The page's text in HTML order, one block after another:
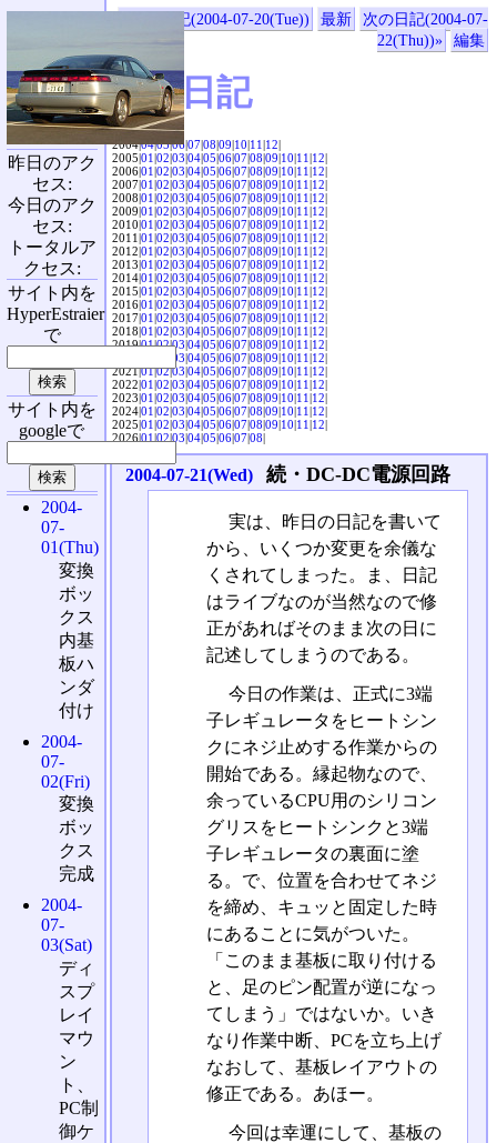
«前の日記(2004-07-20(Tue)) 最新
次の日記(2004-07-
22(Thu))»
編集
SVX日記
2004|04|05|06|07|08|09|10|11|12|
2005|01|02|03|04|05|06|07|08|09|10|11|12|
2006|01|02|03|04|05|06|07|08|09|10|11|12|
2007|01|02|03|04|05|06|07|08|09|10|11|12|
2008|01|02|03|04|05|06|07|08|09|10|11|12|
2009|01|02|03|04|05|06|07|08|09|10|11|12|
2010|01|02|03|04|05|06|07|08|09|10|11|12|
2011|01|02|03|04|05|06|07|08|09|10|11|12|
2012|01|02|03|04|05|06|07|08|09|10|11|12|
2013|01|02|03|04|05|06|07|08|09|10|11|12|
2014|01|02|03|04|05|06|07|08|09|10|11|12|
2015|01|02|03|04|05|06|07|08|09|10|11|12|
2016|01|02|03|04|05|06|07|08|09|10|11|12|
2017|01|02|03|04|05|06|07|08|09|10|11|12|
2018|01|02|03|04|05|06|07|08|09|10|11|12|
2019|01|02|03|04|05|06|07|08|09|10|11|12|
03|04|05|06|07|08|09|10|11|12|
2021|01|02|03|04|05|06|07|08|09|10|11|12|
2022|01|02|03|04|05|06|07|08|09|10|11|12|
2023|01|02|03|04|05|06|07|08|09|10|11|12|
2024|01|02|03|04|05|06|07|08|09|10|11|12|
2025|01|02|03|04|05|06|07|08|09|10|11|12|
2026|01|02|03|04|05|06|07|08|
2004-07-21(Wed) 続・DC-DC電源回路
実は、昨日の日記を書いて
から、いくつか変更を余儀な
くされてしまった。ま、日記
はライブなのが当然なので修
正があればそのまま次の日に
記述してしまうのである。
今日の作業は、正式に3端
子レギュレータをヒートシン
クにネジ止めする作業からの
開始である。縁起物なので、
余っているCPU用のシリコン
グリスをヒートシンクと3端
子レギュレータの裏面に塗
る。で、位置を合わせてネジ
を締め、キュッと固定した時
にあることに気がついた。
「このまま基板に取り付ける
と、足のピン配置が逆になっ
てしまう」ではないか。いき
なり作業中断、PCを立ち上げ
なおして、基板レイアウトの
修正である。あほー。
今回は幸運にして、基板の
昨日のアク
セス:
今日のアク
セス:
トータルア
クセス:
サイト内を
HyperEstraier
で
サイト内を
googleで
2004-
07-
01(Thu)
変換
ボッ
クス
内基
板ハ
ンダ
付け
2004-
07-
02(Fri)
変換
ボッ
クス
完成
2004-
07-
03(Sat)
ディ
スプ
レイ
マウ
ン
ト、
PC制
御ケ